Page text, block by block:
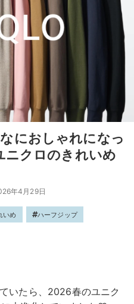
におしゃれになっ
クロのきれいめ
年4月29日
いめ ハーフジップ
いたら、2026春のユニク